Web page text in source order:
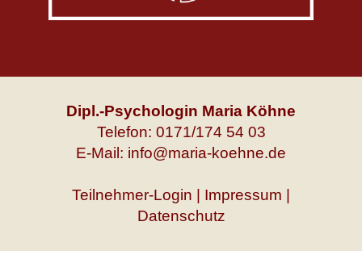
Dipl.-Psychologin Maria Köhne
Telefon: 0171/174 54 03
E-Mail: info@maria-koehne.de
Teilnehmer-Login Impressum
Datenschutz